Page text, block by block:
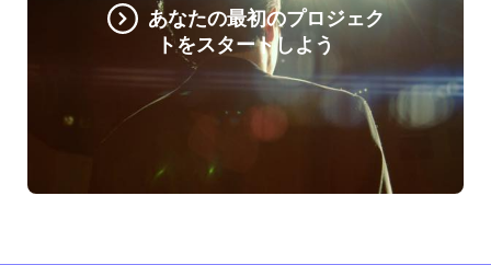
あなたの最初のプロジェク
トをスタートしよう